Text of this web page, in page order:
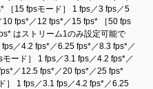
［15 fpsモード］ 1 fps／3 fps／5
10 fps*／12 fps*／15 fps* ［50 fps
はストリーム1のみ設定可能で
／4.2 fps*／6.25 fps*／8.3 fps*／
ード］ 1 fps／3.1 fps／4.2 fps*／
／12.5 fps*／20 fps*／25 fps*
］ 1 fps／3.1 fps／4.2 fps*／6.25